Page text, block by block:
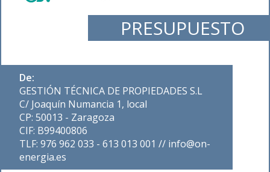
PRESUPUESTO
De:
GESTIÓN TÉCNICA DE PROPIEDADES S.L
C/ Joaquín Numancia 1, local
CP: 50013 - Zaragoza
CIF: B99400806
TLF: 976 962 033 - 613 013 001 // info@on-
energia.es